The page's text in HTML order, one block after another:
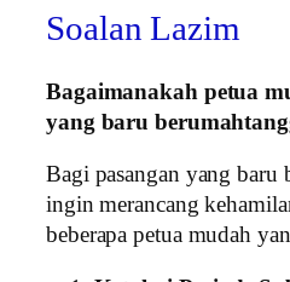
Soalan Lazim
Bagaimanakah petua
yang baru
Bagi pasangan yang baru
ingin merancang
beberapa petua mudah